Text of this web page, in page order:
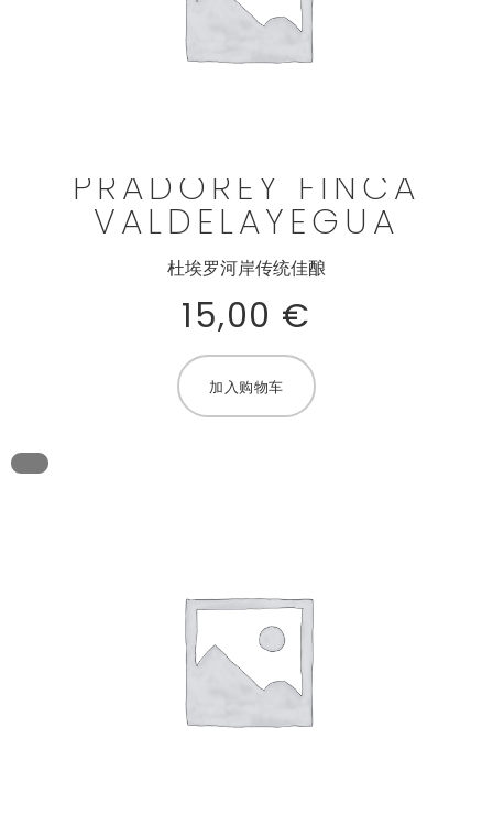
PRADOREY FINCA
VALDELAYEGUA
杜埃罗河岸传统佳酿
15,00 €
加入购物车